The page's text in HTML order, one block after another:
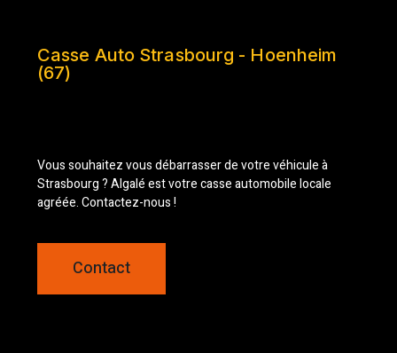
Casse Auto Strasbourg - Hoenheim
(67)
Vous souhaitez vous débarrasser de votre véhicule à
Strasbourg ? Algalé est votre casse automobile locale
agréée. Contactez-nous !
Contact